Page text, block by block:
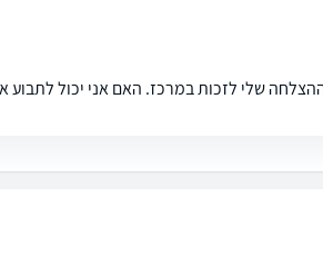
שלי לזכות במרכז. האם אני יכול לתבוע